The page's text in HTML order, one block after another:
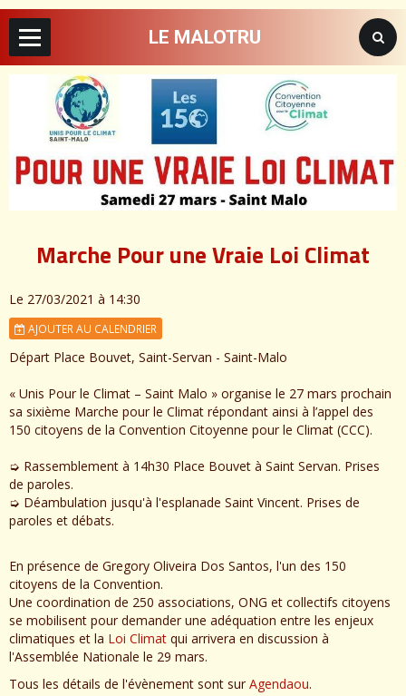
LE MALOTRU
Marche Pour une Vraie Loi Climat
Le 27/03/2021 à 14:30
AJOUTER AU CALENDRIER
Départ Place Bouvet, Saint-Servan - Saint-Malo
« Unis Pour le Climat – Saint Malo » organise le 27 mars prochain
sa sixième Marche pour le Climat répondant ainsi à l’appel des
150 citoyens de la Convention Citoyenne pour le Climat (CCC).
➭ Rassemblement à 14h30 Place Bouvet à Saint Servan. Prises
de paroles.
➭ Déambulation jusqu'à l'esplanade Saint Vincent. Prises de
paroles et débats.
En présence de Gregory Oliveira Dos Santos, l'un des 150
citoyens de la Convention.
Une coordination de 250 associations, ONG et collectifs citoyens
se mobilisent pour demander une adéquation entre les enjeux
climatiques et la Loi Climat qui arrivera en discussion à
l'Assemblée Nationale le 29 mars.
Tous les détails de l'évènement sont sur Agendaou.